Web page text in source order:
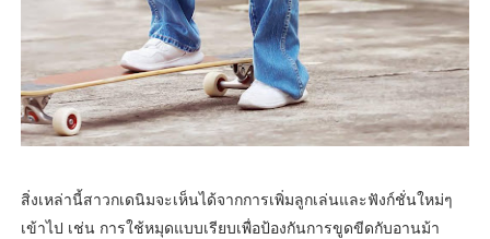
สิ่งเหล่านี้สาวกเดนิมจะเห็นได้จากการเพิ่มลูกเล่นและฟังก์ชั่นใหม่ๆ
เข้าไป เช่น การใช้หมุดแบบเรียบเพื่อป้องกันการขูดขีดกับอานม้า